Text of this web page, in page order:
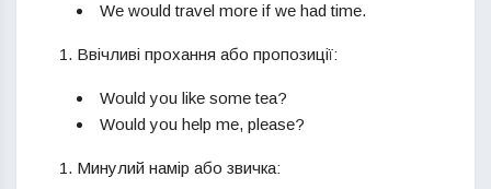
We would travel more if we had time.
Ввічливі прохання або пропозиції:
Would you like some tea?
Would you help me, please?
Минулий намір або звичка: